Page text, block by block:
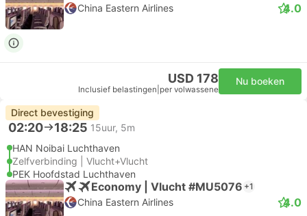
China Eastern Airlines 4.0
USD 178
Inclusief belastingen per volwassene
Nu boeken
Direct bevestiging
02:20 18:25 15uur, 5m
HAN Noibai Luchthaven
Zelfverbinding | Vlucht+Vlucht
PEK Hoofdstad Luchthaven
Economy | Vlucht #MU5076 +1
China Eastern Airlines 4.0